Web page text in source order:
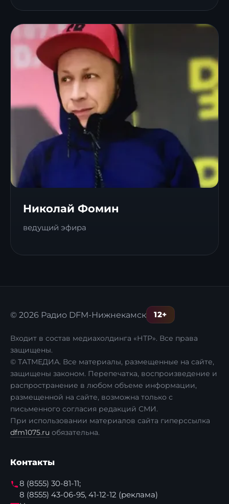
Николай Фомин
ведущий эфира
© 2026 Радио DFM-Нижнекамск 12+
Входит в состав медиахолдинга «НТР». Все права
защищены.
© ТАТМЕДИА. Все материалы, размещенные на сайте,
защищены законом. Перепечатка, воспроизведение и
распространение в любом объеме информации,
размещенной на сайте, возможна только с
письменного согласия редакций СМИ.
При использовании материалов сайта гиперссылка
dfm1075.ru обязательна.
Контакты
8 (8555) 30-81-11;
8 (8555) 43-06-95, 41-12-12 (реклама)